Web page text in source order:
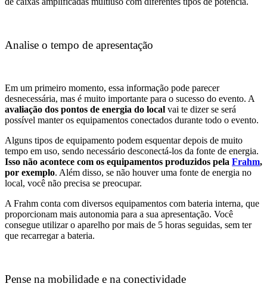
Analise o tempo de apresentação
Em um primeiro momento, essa informação pode parecer
desnecessária, mas é muito importante para o sucesso do evento. A
avaliação dos pontos de energia do local vai te dizer se será
possível manter os equipamentos conectados durante todo o evento.
Alguns tipos de equipamento podem esquentar depois de muito
tempo em uso, sendo necessário desconectá-los da fonte de energia.
Isso não acontece com os equipamentos produzidos pela Frahm,
por exemplo. Além disso, se não houver uma fonte de energia no
local, você não precisa se preocupar.
A Frahm conta com diversos equipamentos com bateria interna, que
proporcionam mais autonomia para a sua apresentação. Você
consegue utilizar o aparelho por mais de 5 horas seguidas, sem ter
que recarregar a bateria.
Pense na mobilidade e na conectividade